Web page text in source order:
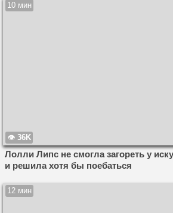
10 мин
36K
Лолли Липс не смогла загореть у
и решила хотя бы поебаться
12 мин